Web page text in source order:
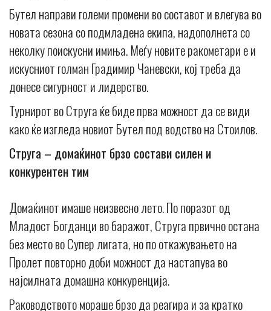
Бутел направи големи промени во составот и влегува во
новата сезона со подмладена екипа, надополнета со
неколку поискусни имиња. Меѓу новите ракометари е и
искусниот голман Градимир Чаневски, кој треба да
донесе сигурност и лидерство.
Турнирот во Струга ќе биде прва можност да се види
како ќе изгледа новиот Бутел под водство на Стоилов.
Струга – домаќинот брзо состави силен и
конкурентен тим
Домаќинот имаше неизвесно лето. По поразот од
Младост Богданци во баражот, Струга првично остана
без место во Супер лигата, но по откажувањето на
Пролет повторно доби можност да настапува во
најсилната домашна конкуренција.
Раководството мораше брзо да реагира и за кратко